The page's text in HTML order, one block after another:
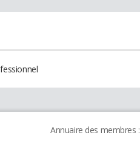
Annuaire des membres :